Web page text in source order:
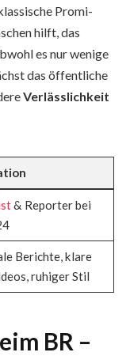
Promi-
hilft, das
es nur wenige
das öffentliche
Verlässlichkeit
& Reporter bei
Berichte, klare
ruhiger Stil
BR –